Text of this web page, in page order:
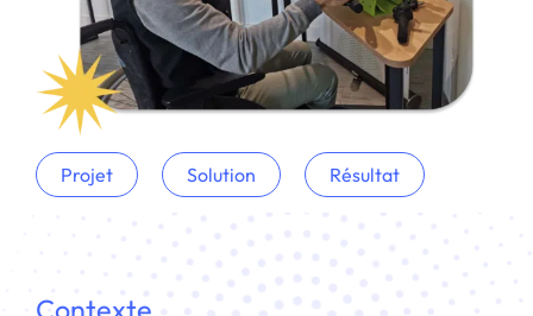
Projet Solution Résultat